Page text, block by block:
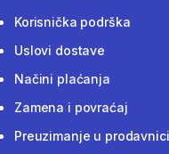
Korisnička podrška
Uslovi dostave
Načini plaćanja
Zamena i povraćaj
Preuzimanje u prodavnici